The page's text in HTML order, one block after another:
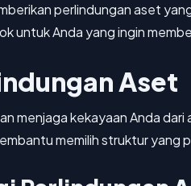
perlindungan aset
untuk Anda yang ingin
Aset
menjaga kekayaan Anda
memilih struktur yang